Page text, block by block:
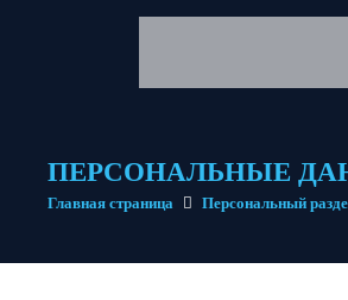
ПЕРСОНАЛЬНЫЕ
Главная страница Персональный